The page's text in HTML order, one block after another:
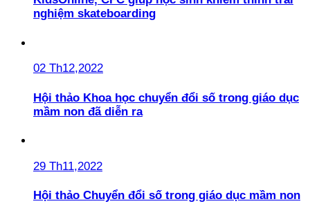
nghiệm skateboarding
02 Th12,2022
Hội thảo Khoa học chuyển đổi số trong giáo dục
mầm non đã diễn ra
29 Th11,2022
Hội thảo Chuyển đổi số trong giáo dục mầm non